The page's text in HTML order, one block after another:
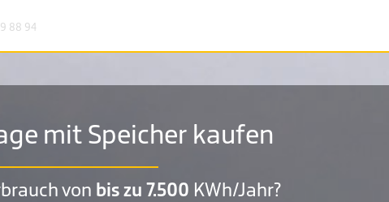
88 94
mit Speicher kaufen
von bis zu 7.500 KWh/Jahr?